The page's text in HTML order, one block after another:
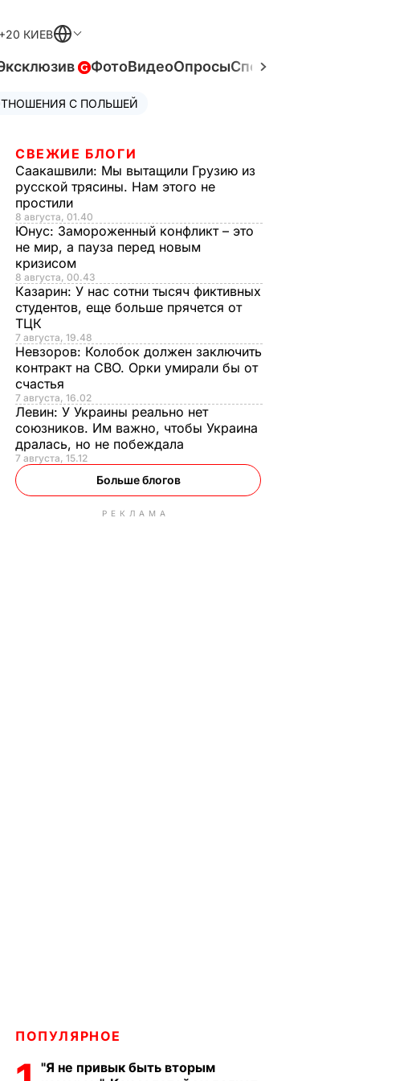
+20 КИЕВ
ФотоВидеоОпросыСпецпроекты
С ПОЛЬШЕЙ
СВЕЖИЕ БЛОГИ
Саакашвили: Мы вытащили Грузию из
русской трясины. Нам этого не
простили
8 августа, 01.40
Юнус: Замороженный конфликт – это
не мир, а пауза перед новым
кризисом
8 августа, 00.43
Казарин: У нас сотни тысяч фиктивных
студентов, еще больше прячется от
ТЦК
7 августа, 19.48
Невзоров: Колобок должен заключить
контракт на СВО. Орки умирали бы от
счастья
7 августа, 16.02
Левин: У Украины реально нет
союзников. Им важно, чтобы Украина
дралась, но не побеждала
7 августа, 15.12
Больше блогов
РЕКЛАМА
ПОПУЛЯРНОЕ
"Я не привык быть вторым